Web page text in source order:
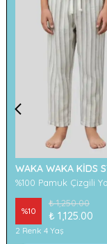
WAKA WAKA KİDS
%10
₺ 1,250.00
₺ 1,125.00
2 Renk 4 Yaş